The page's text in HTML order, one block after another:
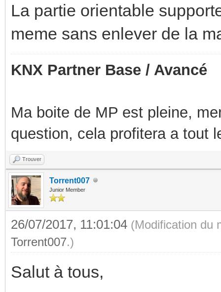
La partie orientable
meme sans enlever de la
KNX Partner Base / Avancé
Ma boite de MP est pleine,
question, cela profitera a tout
Trouver
Torrent007
Junior Member
26/07/2017, 11:01:04 (Modification du
Torrent007.)
Salut à tous,